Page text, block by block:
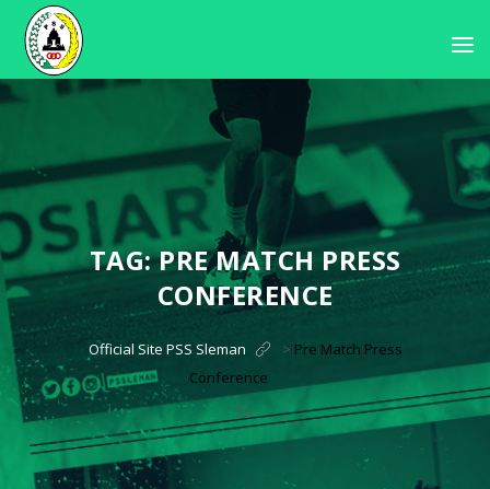
TAG:PRE MATCH PRESS
CONFERENCE
Official Site PSS Sleman > Pre Match Press
Conference
?>